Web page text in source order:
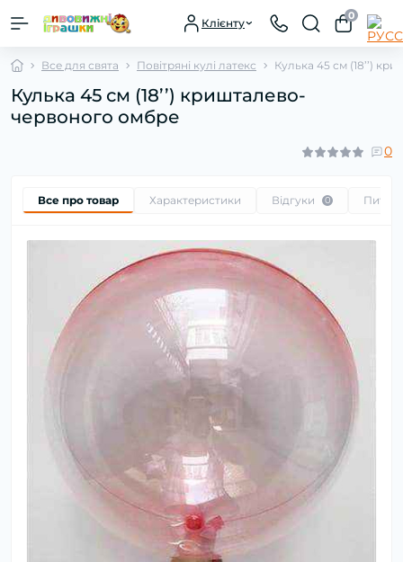
Клієнту
0
Все для свята Повітряні кулі латекс Кулька 45 см (18’’)
Кулька 45 см (18’’) кришталево-
червоного омбре
0
Все про товар Характеристики Відгуки 0